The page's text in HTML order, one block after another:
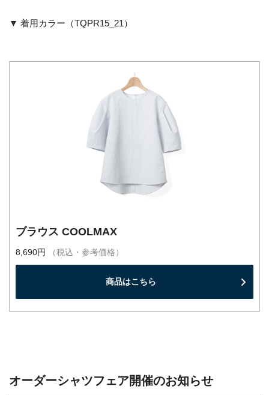
▼ 着用カラー（TQPR15_21）
ブラウス COOLMAX
8,690円 （税込・参考価格）
商品はこちら
オーダーシャツフェア開催のお知らせ